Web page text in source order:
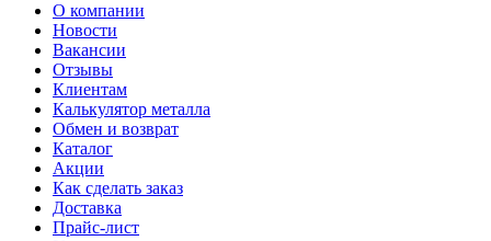
О компании
Новости
Вакансии
Отзывы
Клиентам
Калькулятор металла
Обмен и возврат
Каталог
Акции
Как сделать заказ
Доставка
Прайс-лист